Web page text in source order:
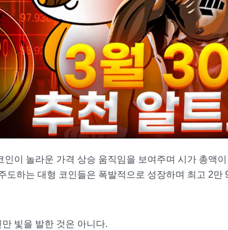
인이 놀라운 가격 상승 움직임을 보여주며 시가 총액
도하는 대형 코인들은 폭발적으로 성장하며 최고 2만
빛을 발한 것은 아니다.